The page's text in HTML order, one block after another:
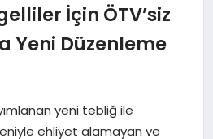
İçin ÖTV’siz
Yeni Düzenleme
yeni tebliğ ile
ehliyet alamayan ve